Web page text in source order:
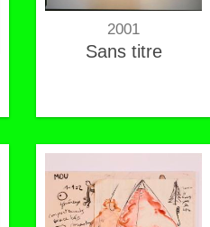
2001
Sans titre